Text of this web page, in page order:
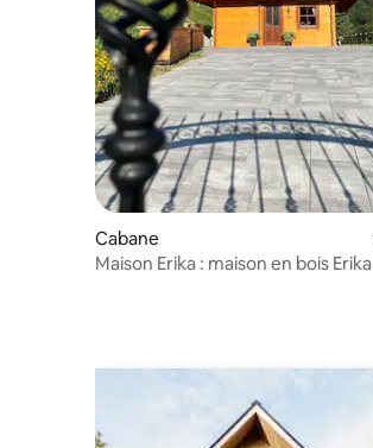
Cabane
Maison Erika : maison en bois Erika